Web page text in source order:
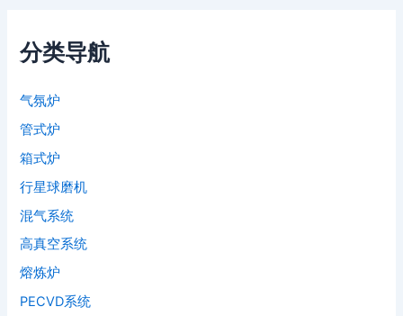
分类导航
气氛炉
管式炉
箱式炉
行星球磨机
混气系统
高真空系统
熔炼炉
PECVD系统